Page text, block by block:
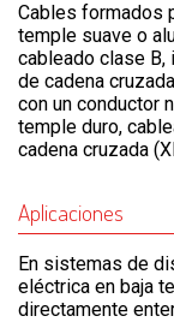
Cables formados
temple suave o
cableado clase
de cadena
con un conductor
temple duro,
cadena cruzada
Aplicaciones
En sistemas de
eléctrica en baja
directamente